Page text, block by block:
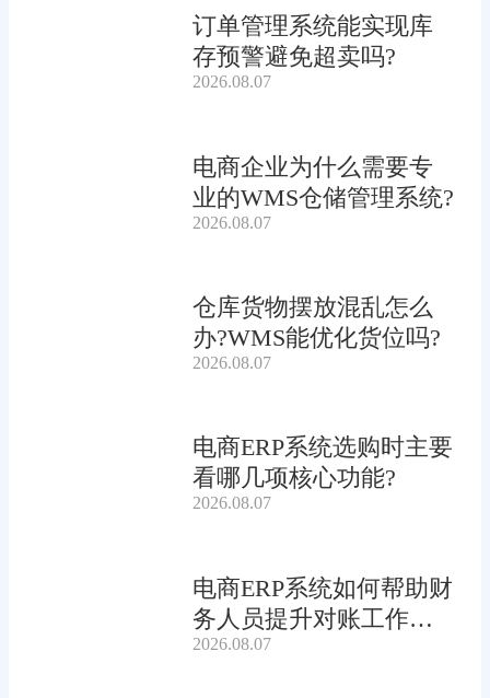
订单管理系统能实现库
存预警避免超卖吗?
2026.08.07
电商企业为什么需要专
业的WMS仓储管理系统?
2026.08.07
仓库货物摆放混乱怎么
办?WMS能优化货位吗?
2026.08.07
电商ERP系统选购时主要
看哪几项核心功能?
2026.08.07
电商ERP系统如何帮助财
务人员提升对账工作效
率?
2026.08.07